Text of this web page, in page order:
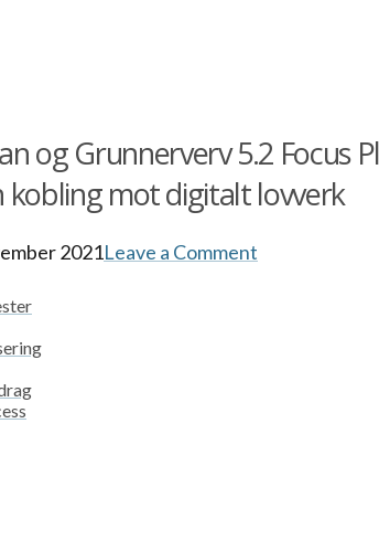
og Grunnerverv 5.2
kobling mot digitalt lovverk
2021Leave a Comment